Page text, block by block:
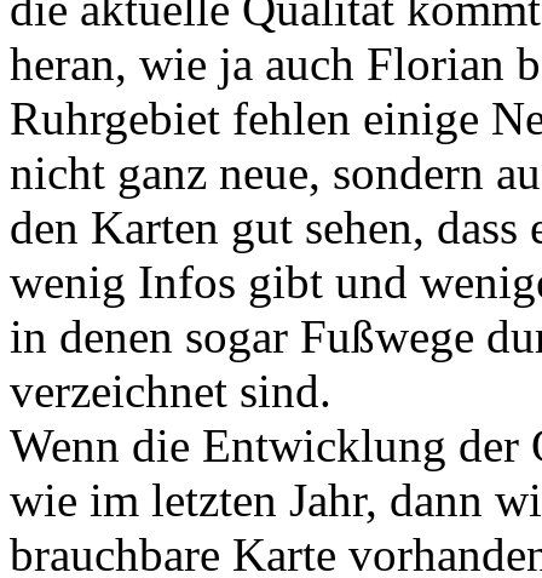
heran, wie ja auch Florian
Ruhrgebiet fehlen einige
nicht ganz neue, sondern
den Karten gut sehen,
wenig Infos gibt und
in denen sogar Fußwege
verzeichnet sind.
Wenn die Entwicklung der
wie im letzten Jahr, dann
brauchbare Karte